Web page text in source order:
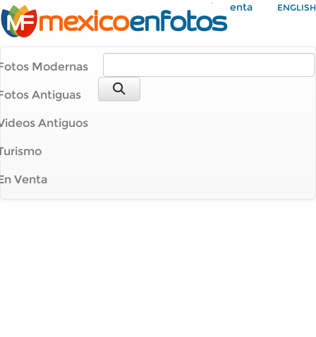
Mi Cuenta ENGLISH
Modernas
Antiguas
Antiguos
Venta